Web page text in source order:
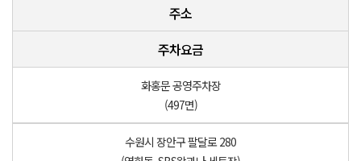
주소
주차요금
화홍문 공영주차장
(497면)
수원시 장안구 팔달로 280